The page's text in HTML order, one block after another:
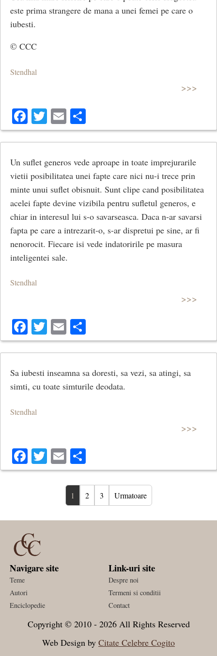
este prima strangere de mana a unei femei pe care o
iubesti.
© CCC
Stendhal
>>>
Facebook
Twitter
Email
Un suflet generos vede aproape in toate imprejurarile
vietii posibilitatea unei fapte care nici nu-i trece prin
minte unui suflet obisnuit. Sunt clipe cand posibilitatea
acelei fapte devine vizibila pentru sufletul generos, e
chiar in interesul lui s-o savarseasca. Daca n-ar savarsi
fapta pe care a intrezarit-o, s-ar dispretui pe sine, ar fi
nenorocit. Fiecare isi vede indatoririle pe masura
inteligentei sale.
Stendhal
>>>
Facebook
Twitter
Email
Sa iubesti inseamna sa doresti, sa vezi, sa atingi, sa
simti, cu toate simturile deodata.
Stendhal
>>>
Facebook
Twitter
Email
1 2 3 Urmatoare
Navigare site
Teme
Autori
Enciclopedie
Link-uri site
Despre noi
Termeni si conditii
Contact
Copyright © 2010 - 2026 All Rights Reserved
Web Design by Citate Celebre Cogito